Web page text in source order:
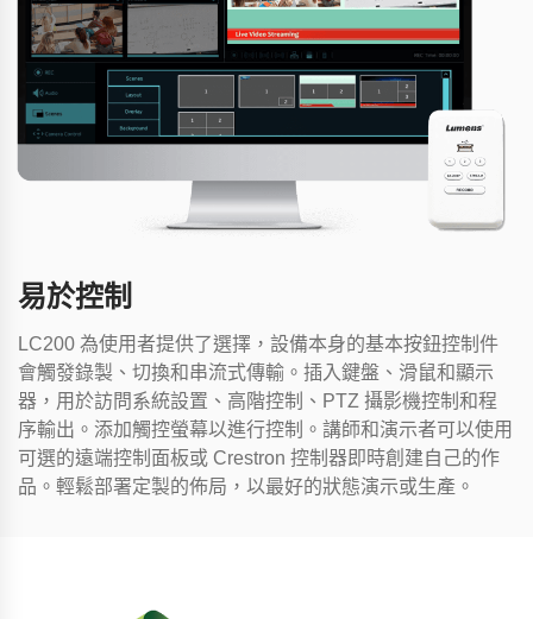
易於控制
LC200 為使用者提供了選擇，設備本身的基本按鈕控制件
會觸發錄製、切換和串流式傳輸。插入鍵盤、滑鼠和顯示
器，用於訪問系統設置、高階控制、PTZ 攝影機控制和程
序輸出。添加觸控螢幕以進行控制。講師和演示者可以使用
可選的遠端控制面板或 Crestron 控制器即時創建自己的作
品。輕鬆部署定製的佈局，以最好的狀態演示或生產。